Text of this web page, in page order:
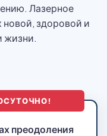
Лазерное
новой, здоровой и
жизни.
преодоления